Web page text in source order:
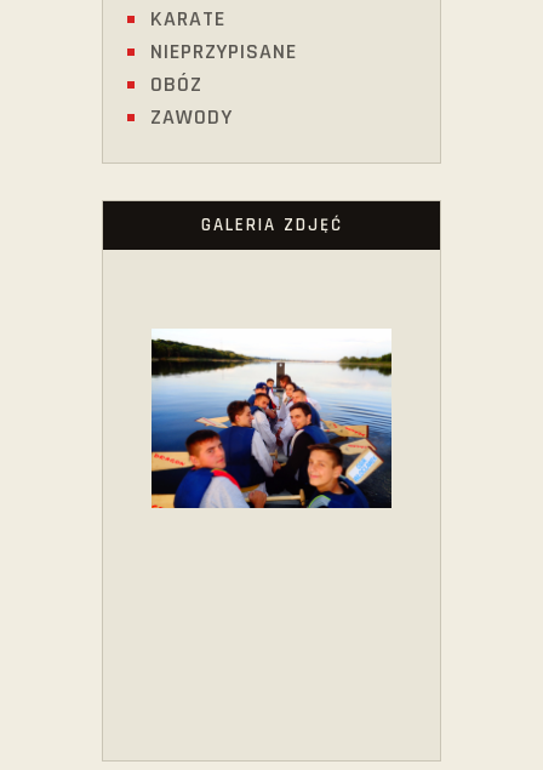
KARATE
NIEPRZYPISANE
OBÓZ
ZAWODY
GALERIA ZDJĘĆ